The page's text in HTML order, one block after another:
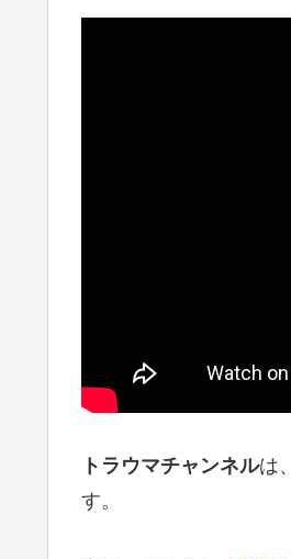
トラウマチャンネルは
す。